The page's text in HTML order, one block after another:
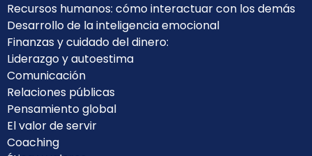
Recursos humanos: cómo interactuar con los demás
Desarrollo de la inteligencia emocional
Finanzas y cuidado del dinero:
Liderazgo y autoestima
Comunicación
Relaciones públicas
Pensamiento global
El valor de servir
Coaching